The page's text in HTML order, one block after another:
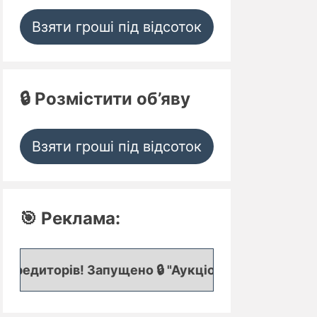
Взяти гроші під відсоток
🔒 Розмістити об’яву
Взяти гроші під відсоток
🎯 Реклама:
🔒 "Аукціон кредитних заявок", де